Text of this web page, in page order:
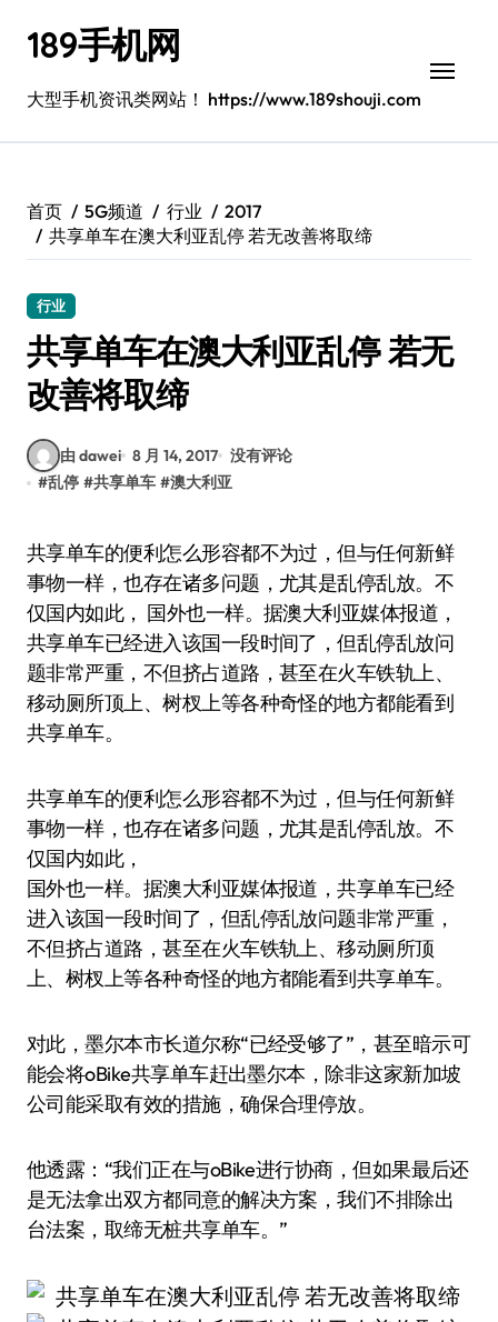
189手机网
大型手机资讯类网站！ https://www.189shouji.com
首页 5G频道 行业
2017
共享单车在澳大利亚乱停 若无改善将取缔
行业
共享单车在澳大利亚乱停 若无
改善将取缔
由 dawei 8 月 14, 2017 没有评论
#乱停 #共享单车 #澳大利亚
共享单车的便利怎么形容都不为过，但与任何新鲜
事物一样，也存在诸多问题，尤其是乱停乱放。不
仅国内如此， 国外也一样。据澳大利亚媒体报道，
共享单车已经进入该国一段时间了，但乱停乱放问
题非常严重，不但挤占道路，甚至在火车铁轨上、
移动厕所顶上、树杈上等各种奇怪的地方都能看到
共享单车。
共享单车的便利怎么形容都不为过，但与任何新鲜
事物一样，也存在诸多问题，尤其是乱停乱放。不
仅国内如此，
国外也一样。据澳大利亚媒体报道，共享单车已经
进入该国一段时间了，但乱停乱放问题非常严重，
不但挤占道路，甚至在火车铁轨上、移动厕所顶
上、树杈上等各种奇怪的地方都能看到共享单车。
对此，墨尔本市长道尔称“已经受够了”，甚至暗示可
能会将oBike共享单车赶出墨尔本，除非这家新加坡
公司能采取有效的措施，确保合理停放。
他透露：“我们正在与oBike进行协商，但如果最后还
是无法拿出双方都同意的解决方案，我们不排除出
台法案，取缔无桩共享单车。”